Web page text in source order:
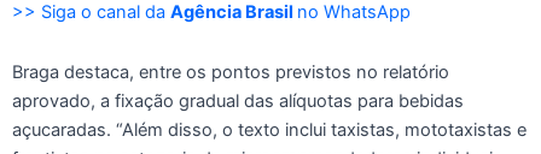
>> Siga o canal da Agência Brasil no WhatsApp
Braga destaca, entre os pontos previstos no relatório
aprovado, a fixação gradual das alíquotas para bebidas
açucaradas. “Além disso, o texto inclui taxistas, mototaxistas e